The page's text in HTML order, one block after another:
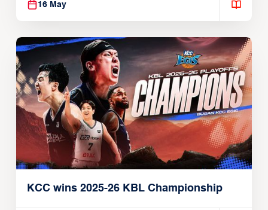
16 May
KCC wins 2025-26 KBL Championship